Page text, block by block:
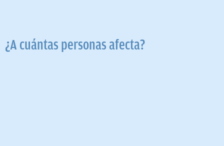
¿A cuántas personas afecta?